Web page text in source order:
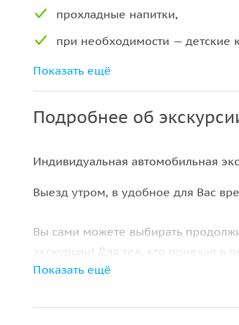
прохладные напитки,
при необходимости — детские
помощь при заселении (перевод
Показать ещё
Подробнее об
Индивидуальная автомобильная
Выезд утром, в удобное для Вас
Вы сами можете выбирать
экскурсии! Для тех, кто приехал в
достопримечательности Канн:
Прогулка по набережной
Показать ещё